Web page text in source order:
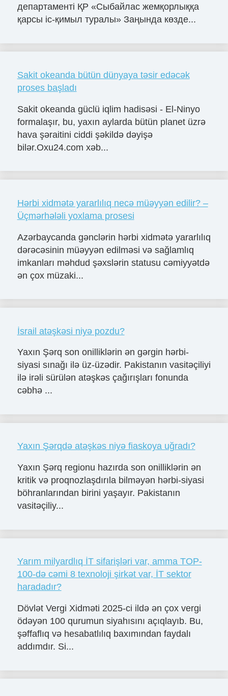
департаменті ҚР «Сыбайлас жемқорлыққа
қарсы іс-қимыл туралы» Заңында көзде...
Sakit okeanda bütün dünyaya təsir edəcək
proses başladı
Sakit okeanda güclü iqlim hadisəsi - El-Ninyo
formalaşır, bu, yaxın aylarda bütün planet üzrə
hava şəraitini ciddi şəkildə dəyişə
bilər.Oxu24.com xəb...
Hərbi xidmətə yararlılıq necə müəyyən edilir? –
Üçmərhələli yoxlama prosesi
Azərbaycanda gənclərin hərbi xidmətə yararlılıq
dərəcəsinin müəyyən edilməsi və sağlamlıq
imkanları məhdud şəxslərin statusu cəmiyyətdə
ən çox müzaki...
İsrail atəşkəsi niyə pozdu?
Yaxın Şərq son onilliklərin ən gərgin hərbi-
siyasi sınağı ilə üz-üzədir. Pakistanın vasitəçiliyi
ilə irəli sürülən atəşkəs çağırışları fonunda
cəbhə ...
Yaxın Şərqdə atəşkəs niyə fiaskoya uğradı?
Yaxın Şərq regionu hazırda son onilliklərin ən
kritik və proqnozlaşdırıla bilməyən hərbi-siyasi
böhranlarından birini yaşayır. Pakistanın
vasitəçiliy...
Yarım milyardlıq İT sifarişləri var, amma TOP-
100-də cəmi 8 texnoloji şirkət var, İT sektor
haradadır?
Dövlət Vergi Xidməti 2025-ci ildə ən çox vergi
ödəyən 100 qurumun siyahısını açıqlayıb. Bu,
şəffaflıq və hesabatlılıq baxımından faydalı
addımdır. Si...